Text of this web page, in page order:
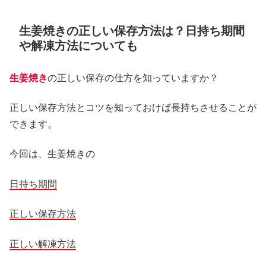
生姜焼きの正しい保存方法は？日持ち期間
や解凍方法についても
生姜焼きの正しい保存の仕方を知っていますか？
正しい保存方法とコツを知っておけば長持ちさせることが
できます。
今回は、生姜焼きの
日持ち期間
正しい保存方法
正しい解凍方法